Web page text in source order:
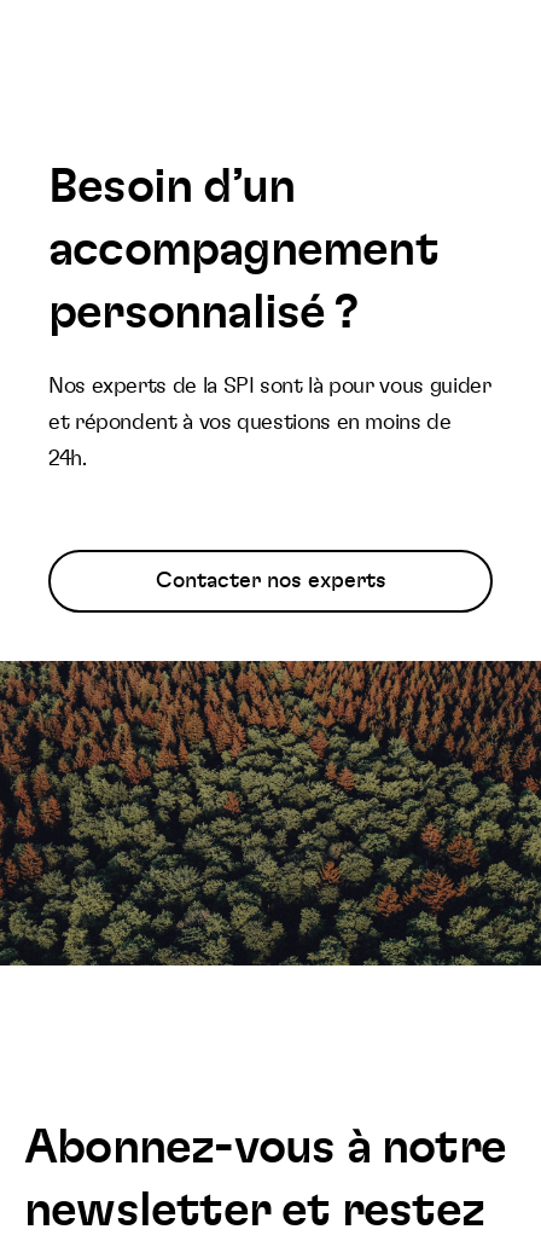
Besoin d’un
accompagnement
personnalisé ?
Nos experts de la SPI sont là pour vous guider
et répondent à vos questions en moins de
24h.
Contacter nos experts
Abonnez-vous à notre
newsletter et restez